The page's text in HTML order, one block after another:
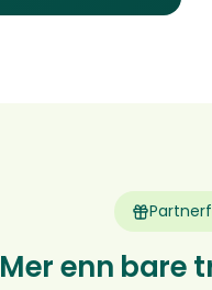
Mer enn bare